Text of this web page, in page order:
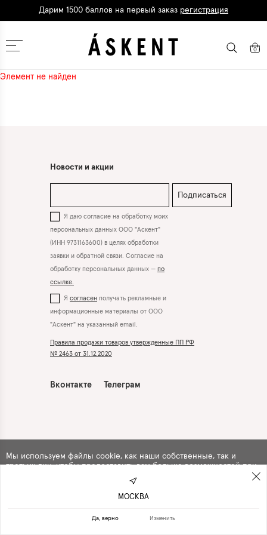
Дарим 1500 баллов на первый заказ регистрация
Москва 0
Элемент не найден
Новости и акции
Подписаться
Я даю согласие на обработку моих
персональных данных ООО "Аскент"
(ИНН 9731163600) в целях обработки
заявки и обратной связи. Согласие на
обработку персональных данных — по
ссылке.
Я согласен получать рекламные и
информационные материалы от ООО
"Аскент" на указанный email.
Правила продажи товаров утвержденные ПП РФ
№ 2463 от 31.12.2020
Вконтакте Телеграм
Мы используем файлы cookie, как наши собственные, так и
третьих лиц, чтобы предоставить вам больше возможностей при
использовании сайта. Продолжая навигацию по сайту, вы
с их использованием .
МОСКВА
Да, верно Изменить